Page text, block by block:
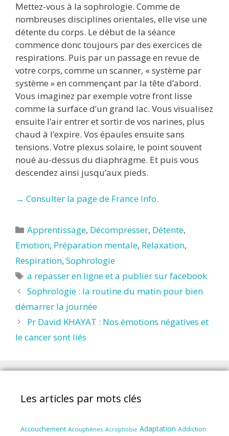
Mettez-vous à la sophrologie. Comme de
nombreuses disciplines orientales, elle vise une
détente du corps. Le début de la séance
commence donc toujours par des exercices de
respirations. Puis par un passage en revue de
votre corps, comme un scanner, « système par
système » en commençant par la tête d’abord.
Vous imaginez par exemple votre front lisse
comme la surface d’un grand lac. Vous visualisez
ensuite l’air entrer et sortir de vos narines, plus
chaud à l’expire. Vos épaules ensuite sans
tensions. Votre plexus solaire, le point souvent
noué au-dessus du diaphragme. Et puis vous
descendez ainsi jusqu’aux pieds.
→ Consulter la page de France Info.
Catégories
Apprentissage, Décompresser, Détente,
Emotion, Préparation mentale, Relaxation,
Respiration, Sophrologie
Étiquettes
a repasser en ligne et a publier sur facebook
Sophrologie : la routine du matin pour bien
démarrer la journée
Pr David KHAYAT : Nos émotions négatives et
le cancer sont liés
Les articles par mots clés
Accouchement Acouphènes Acrophobie Adaptation Addiction